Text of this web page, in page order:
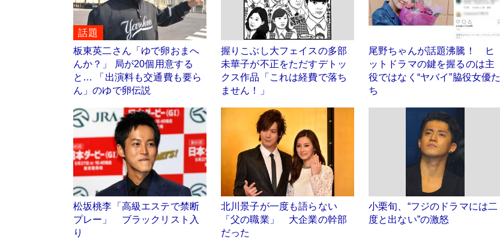
話題
板東英二さん「ゆで卵おまへ
んか？」 局が20個用意する
と… 「出演料も交通費も要ら
ん」のゆで卵伝説
握りこぶし大フェイスの多部
未華子が不正をただすデトッ
クス作品「これは経費で落ち
ません！」
尾野ちゃんが話題沸騰！ ヒ
ットドラマの鍵を握るのは主
役ではなく“ヤバイ”脇役女優た
ち
松坂桃李「高級エステで禁断
プレー」 ブラックリスト入
り
北川景子が一度も語らない
「父の職業」 大企業の幹部
だった
小栗旬、“フジのドラマには二
度と出ない”の激怒